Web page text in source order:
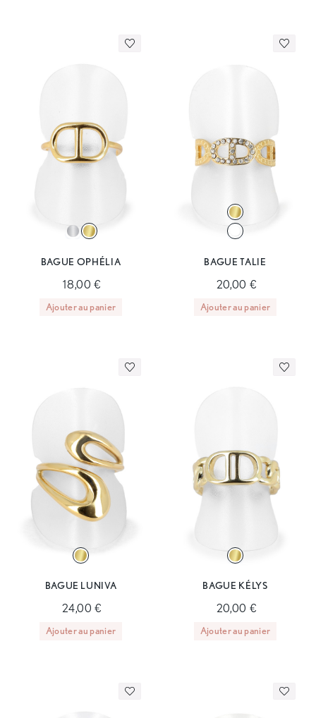
BAGUE OPHÉLIA
18,00 €
Ajouter au panier
BAGUE TALIE
20,00 €
Ajouter au panier
BAGUE LUNIVA
24,00 €
Ajouter au panier
BAGUE KÉLYS
20,00 €
Ajouter au panier